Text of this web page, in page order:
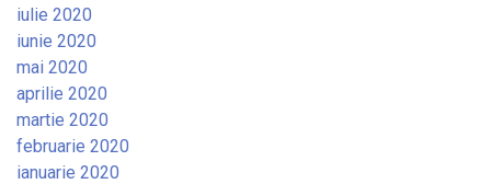
iulie 2020
iunie 2020
mai 2020
aprilie 2020
martie 2020
februarie 2020
ianuarie 2020